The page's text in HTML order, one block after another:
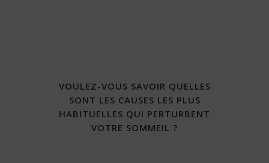
VOULEZ-VOUS SAVOIR QUELLES
SONT LES CAUSES LES PLUS
HABITUELLES QUI PERTURBENT
VOTRE SOMMEIL ?